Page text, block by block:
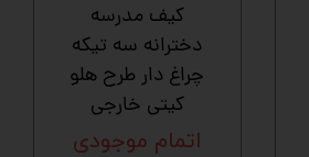
کیف مدرسه
دخترانه سه تیکه
چراغ دار طرح هلو
کیتی خارجی
اتمام موجودی